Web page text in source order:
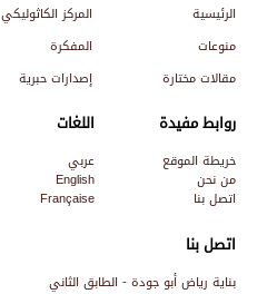
اتصل بنا
بناية رياض أبو جودة - الطابق الثاني
الرئيسية المركز الكاثوليكي
منوعات
المفكرة
مقالات مختارة
إصدارات حبرية
روابط مفيدة
خريطة الموقع
من نحن
اتصل بنا
اللغات
عربي
English
Française